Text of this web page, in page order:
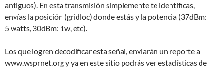
antiguos). En esta transmisión simplemente te identificas,
envías la posición (gridloc) donde estás y la potencia (37dBm:
5 watts, 30dBm: 1w, etc).
Los que logren decodificar esta señal, enviarán un reporte a
www.wsprnet.org y ya en este sitio podrás ver estadísticas de